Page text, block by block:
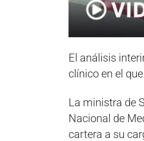
El análisis
clínico en el
La ministra de
Nacional de
cartera a su